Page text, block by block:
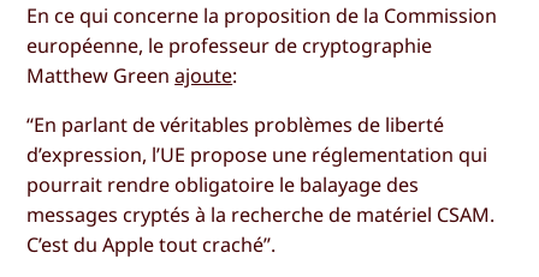
En ce qui concerne la proposition de la Commission
européenne, le professeur de cryptographie
Matthew Greenajoute:
“En parlant de véritables problèmes de liberté
d’expression, l’UE propose une réglementation qui
pourrait rendre obligatoire le balayage des
messages cryptés à la recherche de matériel CSAM.
C’est du Apple tout craché”.